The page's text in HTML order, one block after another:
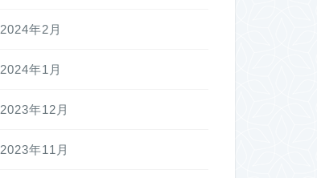
2024年2月
2024年1月
2023年12月
2023年11月